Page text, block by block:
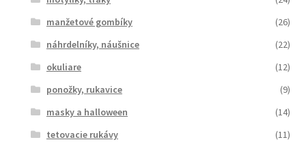
manžetové gombíky
(26)
náhrdelníky, náušnice
(22)
okuliare
(12)
ponožky, rukavice
(9)
masky a halloween
(14)
tetovacie rukávy
(11)